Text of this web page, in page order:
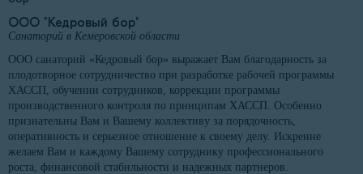
ООО "Кедровый бор"
Санаторий в Кемеровской области
ООО санаторий «Кедровый бор» выражает Вам благодарность за
плодотворное сотрудничество при разработке рабочей программы
ХАССП, обучении сотрудников, коррекции программы
производственного контроля по принципам ХАССП. Особенно
признательны Вам и Вашему коллективу за порядочность,
оперативность и серьезное отношение к своему делу. Искренне
желаем Вам и каждому Вашему сотруднику профессионального
роста, финансовой стабильности и надежных партнеров.